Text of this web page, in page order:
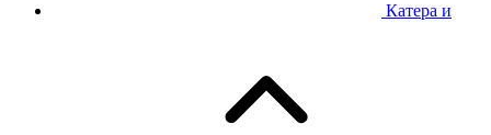
Катера и